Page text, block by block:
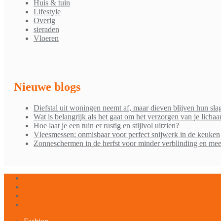
Huis & tuin
Lifestyle
Overig
sieraden
Vloeren
Nieuwe blogs
Diefstal uit woningen neemt af, maar dieven blijven hun
Wat is belangrijk als het gaat om het verzorgen van je
Hoe laat je een tuin er rustig en stijlvol uitzien?
Vleesmessen: onmisbaar voor perfect snijwerk in de keuken
Zonneschermen in de herfst voor minder verblinding en